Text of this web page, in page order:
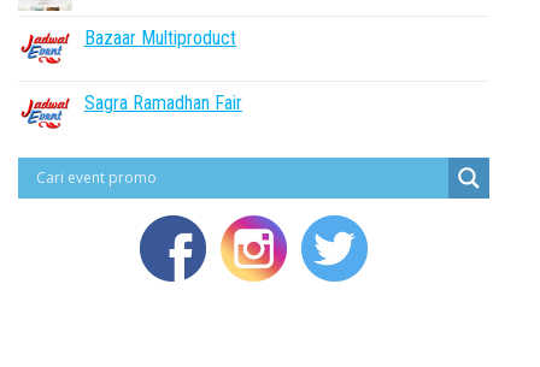
Bazaar Multiproduct
Sagra Ramadhan Fair